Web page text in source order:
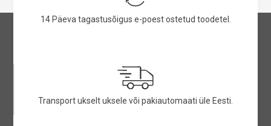
14 Päeva tagastusõigus e-poest ostetud toodetel.
Transport ukselt uksele või pakiautomaati üle Eesti.